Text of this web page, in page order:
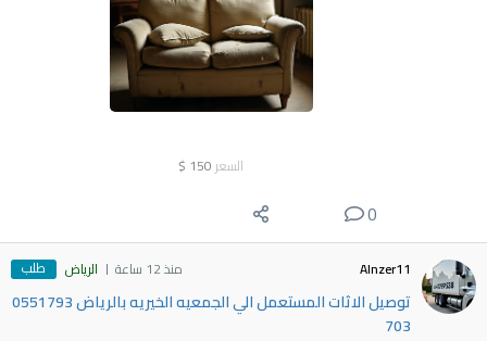
السعر 150
$
0
Alnzer11 منذ 12 ساعة الرياض طلب
توصيل الاثات المستعمل الي الجمعيه الخيريه بالرياض 0551793
703